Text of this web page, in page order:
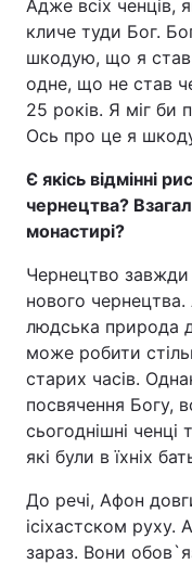
Адже всіх ченців,
кличе туди Бог.
шкодую, що я
одне, що не став
25 років. Я міг би
Ось про це я
Є якісь відмінні
чернецтва?
монастирі?
Чернецтво
нового
людська природа
може робити
старих часів.
посвячення Богу,
сьогоднішні
які були в їхніх
До речі, Афон
ісіхастском руху.
зараз. Вони